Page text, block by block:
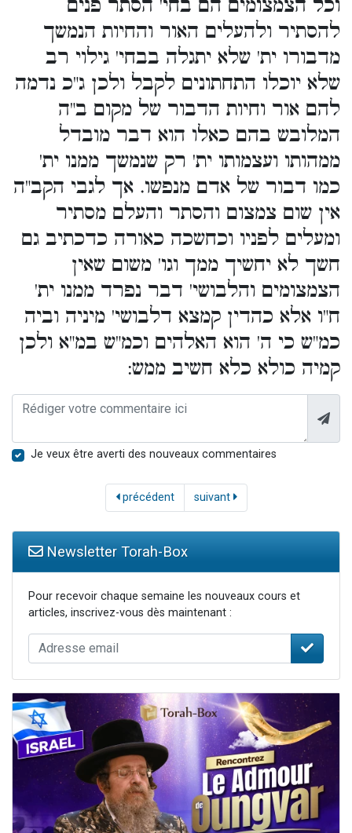
וכל הצמצומים הם בחי' הסתר פנים
להסתיר ולהעלים האור והחיות הנמשך
מדבורו ית' שלא יתגלה בבחי' גילוי רב
שלא יוכלו התחתונים לקבל ולכן ג"כ נדמה
להם אור וחיות הדבור של מקום ב"ה
המלובש בהם כאלו הוא דבר מובדל
ממהותו ועצמותו ית' רק שנמשך ממנו ית'
כמו דבור של אדם מנפשו. אך לגבי הקב"ה
אין שום צמצום והסתר והעלם מסתיר
ומעלים לפניו וכחשכה כאורה כדכתיב גם
חשך לא יחשיך ממך וגו' משום שאין
הצמצומים והלבושי' דבר נפרד ממנו ית'
ח"ו אלא כהדין קמצא דלבושי' מיניה וביה
כמ"ש כי ה' הוא האלהים וכמ"ש במ"א ולכן
קמיה כולא כלא חשיב ממש:
Je veux être averti des nouveaux commentaires
précédent suivant
Newsletter Torah-Box
Pour recevoir chaque semaine les nouveaux cours et
articles, inscrivez-vous dès maintenant :